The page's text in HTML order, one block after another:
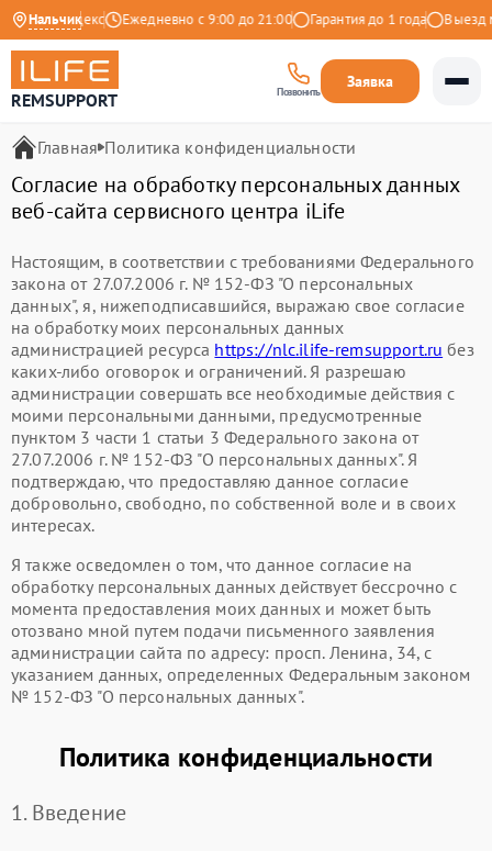
Нальчик
4.9 на Яндекс Ежедневно с 9:00 до 21:00 Гарантия до 1 года Выезд
REMSUPPORT Позвонить
Заявка
Главная Политика конфиденциальности
Согласие на обработку персональных данных
веб-сайта сервисного центра iLife
Настоящим, в соответствии с требованиями Федерального
закона от 27.07.2006 г. № 152-ФЗ "О персональных
данных", я, нижеподписавшийся, выражаю свое согласие
на обработку моих персональных данных
администрацией ресурса https://nlc.ilife-remsupport.ru без
каких-либо оговорок и ограничений. Я разрешаю
администрации совершать все необходимые действия с
моими персональными данными, предусмотренные
пунктом 3 части 1 статьи 3 Федерального закона от
27.07.2006 г. № 152-ФЗ "О персональных данных". Я
подтверждаю, что предоставляю данное согласие
добровольно, свободно, по собственной воле и в своих
интересах.
Я также осведомлен о том, что данное согласие на
обработку персональных данных действует бессрочно с
момента предоставления моих данных и может быть
отозвано мной путем подачи письменного заявления
администрации сайта по адресу: просп. Ленина, 34, с
указанием данных, определенных Федеральным законом
№ 152-ФЗ "О персональных данных".
Политика конфиденциальности
1. Введение